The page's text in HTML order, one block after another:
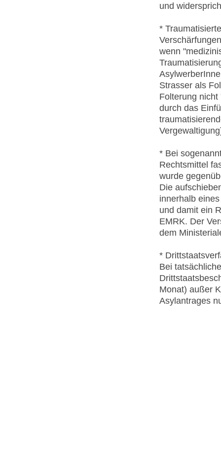
und
*
wenn
Strasser als
Folterung
durch das
* Bei
Rechtsmittel
wurde
Die
innerhalb
und damit ein
EMRK. Der
dem
*
Bei
Monat) außer
Asylantrages